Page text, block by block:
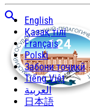
English
Қазақ тілі
Français
Polski
Забони тоҷикӣ
Tiếng Việt
العربية
日本語